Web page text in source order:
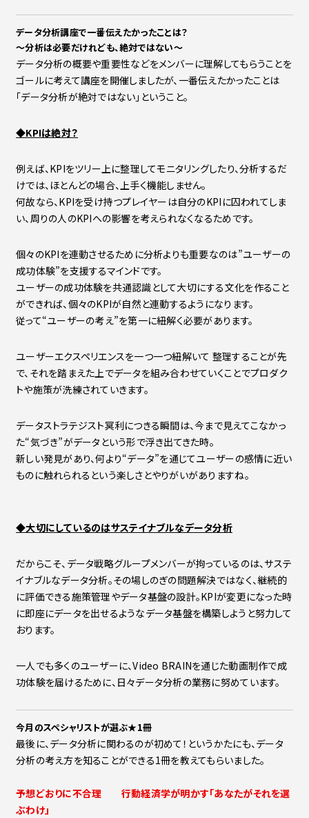
データ分析講座で一番伝えたかったことは？
～分析は必要だけれども、絶対ではない～
データ分析の概要や重要性などをメンバーに理解してもらうことを
ゴールに考えて講座を開催しましたが、一番伝えたかったことは
「データ分析が絶対ではない」ということ。
◆KPIは絶対？
例えば、KPIをツリー上に整理してモニタリングしたり、分析するだ
けでは、ほとんどの場合、上手く機能しません。
何故なら、KPIを受け持つプレイヤーは自分のKPIに囚われてしま
い、周りの人のKPIへの影響を考えられなくなるためです。
個々のKPIを連動させるために分析よりも重要なのは”ユーザーの
成功体験”を支援するマインドです。
ユーザーの成功体験を共通認識として大切にする文化を作ること
ができれば、個々のKPIが自然と連動するようになります。
従って“ユーザーの考え”を第一に紐解く必要があります。
ユーザーエクスペリエンスを一つ一つ紐解いて 整理することが先
で、それを踏まえた上でデータを組み合わせていくことでプロダク
トや施策が洗練されていきます。
データストラテジスト冥利につきる瞬間は、今まで見えてこなかっ
た“気づき”がデータという形で浮き出てきた時。
新しい発見があり、何より“データ”を通じてユーザーの感情に近い
ものに触れられるという楽しさとやりがいがありますね。
◆大切にしているのはサステイナブルなデータ分析
だからこそ、データ戦略グループメンバーが拘っているのは、サステ
イナブルなデータ分析。その場しのぎの問題解決ではなく、継続的
に評価できる施策管理やデータ基盤の設計。KPIが変更になった時
に即座にデータを出せるようなデータ基盤を構築しようと努力して
おります。
一人でも多くのユーザーに、Video BRAINを通じた動画制作で成
功体験を届けるために、日々データ分析の業務に努めています。
今月のスペシャリストが選ぶ★1冊
最後に、データ分析に関わるのが初めて！というかたにも、データ
分析の考え方を知ることができる1冊を教えてもらいました。
予想どおりに不合理 行動経済学が明かす「あなたがそれを選
ぶわけ」